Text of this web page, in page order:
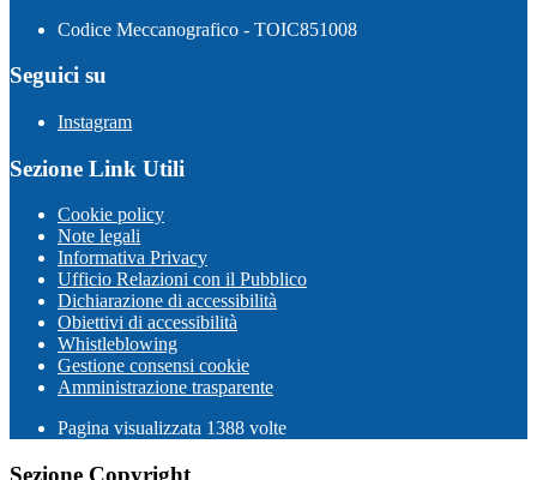
Codice Meccanografico - TOIC851008
Seguici su
Instagram
Sezione Link Utili
Cookie policy
Note legali
Informativa Privacy
Ufficio Relazioni con il Pubblico
Dichiarazione di accessibilità
Obiettivi di accessibilità
Whistleblowing
Gestione consensi cookie
Amministrazione trasparente
Pagina visualizzata 1388 volte
Sezione Copyright